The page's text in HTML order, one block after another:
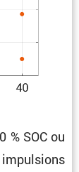
% SOC ou